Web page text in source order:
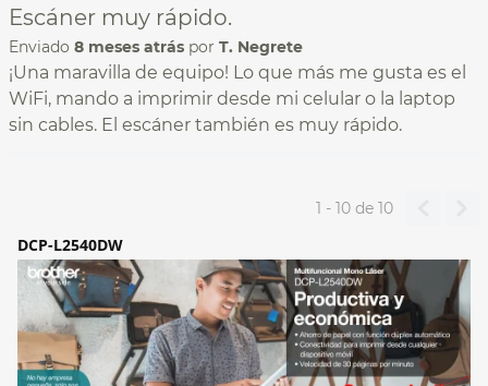
Escáner muy rápido.
Enviado 8 meses atrás por T. Negrete
¡Una maravilla de equipo! Lo que más me gusta es el
WiFi, mando a imprimir desde mi celular o la laptop
sin cables. El escáner también es muy rápido.
1 - 10de 10